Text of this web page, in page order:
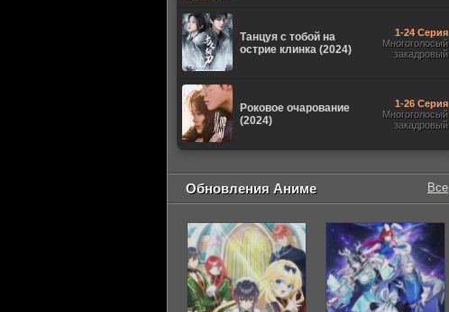
Танцуя с тобой на
острие клинка (2024)
1-24 Серия
Многоголосый
закадровый
Роковое очарование
(2024)
1-26 Серия
Многоголосый
закадровый
Обновления Аниме Все